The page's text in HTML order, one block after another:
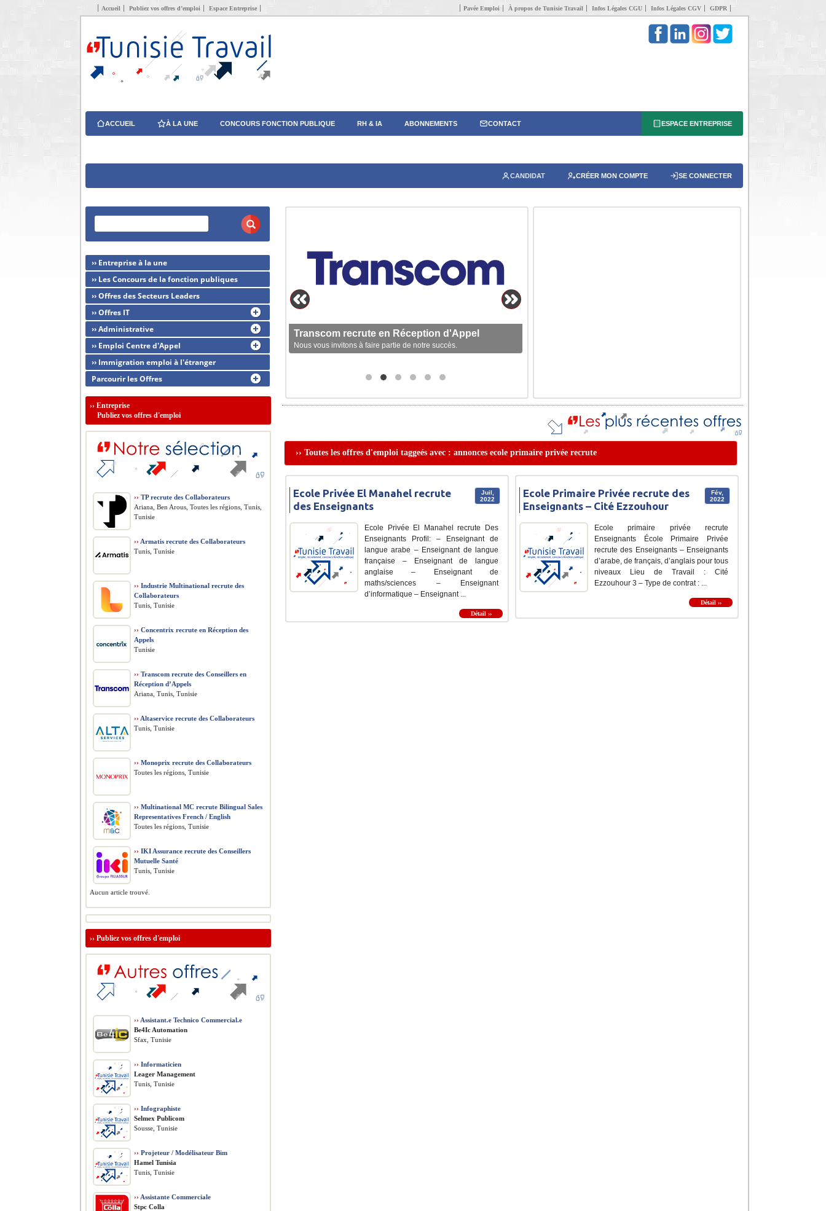
Accueil Publiez vos offres d’emploi Espace Entreprise Pavée Emploi À propos de Tunisie Travail Infos Légales CGU Infos Légales CGV GDPR
ACCUEIL À LA UNE CONCOURS FONCTION PUBLIQUE RH & IA ABONNEMENTS CONTACT ESPACE ENTREPRISE
CANDIDAT CRÉER MON COMPTE SE CONNECTER
Transcom recrute en Réception d'Appel
Nous vous invitons à faire partie de notre succès.
›› Toutes les offres d'emploi taggeés avec : annonces ecole primaire privée recrute
Juil,
2022
Ecole Privée El Manahel recrute
des Enseignants
Ecole Privée El Manahel recrute Des
Enseignants Profil: – Enseignant de
langue arabe – Enseignant de langue
française – Enseignant de langue
anglaise – Enseignant de
maths/sciences – Enseignant
d’informatique – Enseignant ...
Détail ››
Fév,
2022
Ecole Primaire Privée recrute des
Enseignants – Cité Ezzouhour
Ecole primaire privée recrute
Enseignants École Primaire Privée
recrute des Enseignants – Enseignants
d’arabe, de français, d’anglais pour tous
niveaux Lieu de Travail : Cité
Ezzouhour 3 – Type de contrat : ...
Détail ››
›› Entreprise à la une
›› Les Concours de la fonction publiques
›› Offres des Secteurs Leaders
›› Offres IT
›› Administrative
›› Emploi Centre d'Appel
›› Immigration emploi à l'étranger
Parcourir les Offres
›› Entreprise
Publiez vos offres d'emploi
›› TP recrute des Collaborateurs
Ariana, Ben Arous, Toutes les régions, Tunis,
Tunisie
›› Armatis recrute des Collaborateurs
Tunis, Tunisie
›› Industrie Multinational recrute des
Collaborateurs
Tunis, Tunisie
›› Concentrix recrute en Réception des
Appels
Tunisie
›› Transcom recrute des Conseillers en
Réception d’Appels
Ariana, Tunis, Tunisie
›› Altaservice recrute des Collaborateurs
Tunis, Tunisie
›› Monoprix recrute des Collaborateurs
Toutes les régions, Tunisie
›› Multinational MC recrute Bilingual Sales
Representatives French / English
Toutes les régions, Tunisie
›› IKI Assurance recrute des Conseillers
Mutuelle Santé
Tunis, Tunisie
Aucun article trouvé.
›› Publiez vos offres d'emploi
›› Assistant.e Technico Commercial.e
Be4Ic Automation
Sfax, Tunisie
›› Informaticien
Leager Management
Tunis, Tunisie
›› Infographiste
Selmex Publicom
Sousse, Tunisie
›› Projeteur / Modélisateur Bim
Hamel Tunisia
Tunis, Tunisie
›› Assistante Commerciale
Stpc Colla